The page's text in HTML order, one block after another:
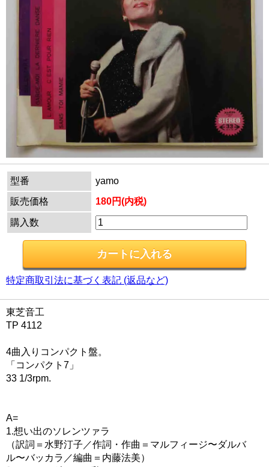
型番
yamo
販売価格
180円(内税)
購入数
特定商取引法に基づく表記 (返品など)
東芝音工
TP 4112
4曲入りコンパクト盤。
「コンパクト7」
33 1/3rpm.
A=
1.想い出のソレンツァラ
（訳詞＝水野汀子／作詞・作曲＝マルフィージ〜ダルバ
ル〜バッカラ／編曲＝内藤法美）